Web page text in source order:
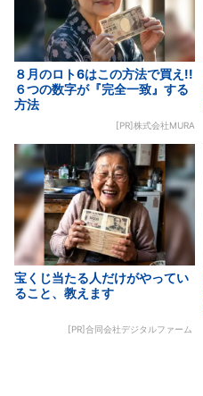
８月のロト6はこの方法で買え!!
６つの数字が『完全一致』する
方法
[PR]株式会社MURA
宝くじ当たる人だけがやってい
ること、教えます
[PR]合同会社デジタルファーム